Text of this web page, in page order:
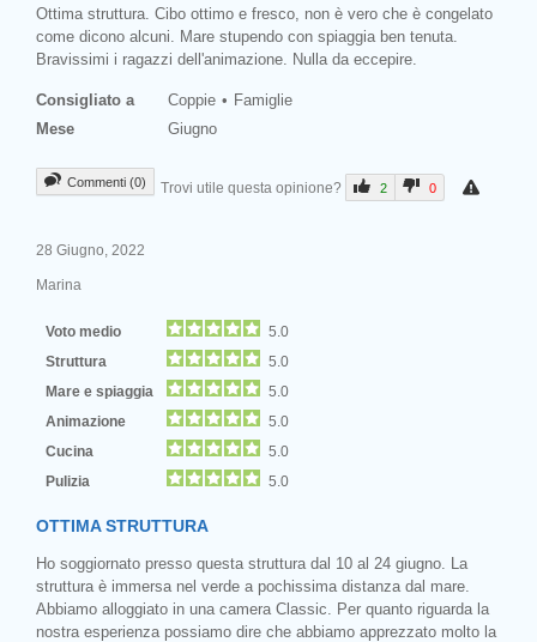
Ottima struttura. Cibo ottimo e fresco, non è vero che è congelato
come dicono alcuni. Mare stupendo con spiaggia ben tenuta.
Bravissimi i ragazzi dell'animazione. Nulla da eccepire.
Consigliato a Coppie
Famiglie
Mese
Giugno
Commenti (0) Trovi utile questa opinione? 2 0
28 Giugno, 2022
Marina
Voto medio
5.0
Struttura
5.0
Mare e spiaggia
5.0
Animazione
5.0
Cucina
5.0
Pulizia
5.0
OTTIMA STRUTTURA
Ho soggiornato presso questa struttura dal 10 al 24 giugno. La
struttura è immersa nel verde a pochissima distanza dal mare.
Abbiamo alloggiato in una camera Classic. Per quanto riguarda la
nostra esperienza possiamo dire che abbiamo apprezzato molto la